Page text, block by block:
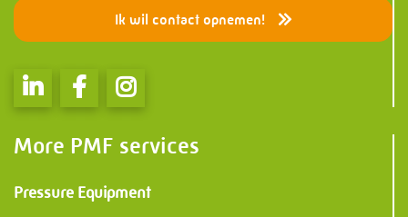
Ik wil contact opnemen!
More PMF services
Pressure Equipment